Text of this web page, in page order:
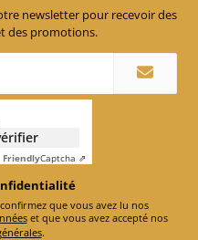
newsletter pour recevoir des
des promotions.
FriendlyCaptcha ⇗
En sélectionnant Continuer, vous confirmez que vous avez lu nos
et que vous avez accepté nos
.